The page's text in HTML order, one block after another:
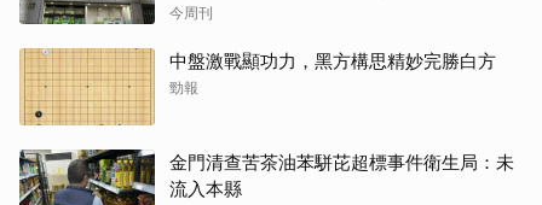
影響、備案一次看
今周刊
中盤激戰顯功力，黑方構思精妙完勝白方
勁報
金門清查苦茶油苯駢芘超標事件衛生局：未
流入本縣